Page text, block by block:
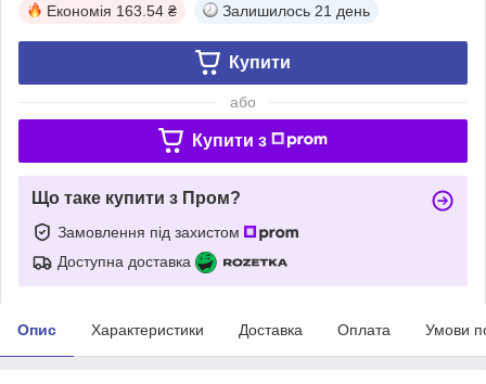
Економія 163.54 ₴ Залишилось 21 день
Купити
або
Купити з
Що таке купити з Пром?
Замовлення під захистом
Доступна доставка
Опис Характеристики Доставка Оплата Умови